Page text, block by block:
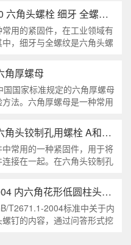
地了解和应用该种螺钉。什
开槽圆柱头螺钉？GB/T65-
GB/T5786-2000 六角头螺栓 细牙 全螺纹——工业重要性和特点
用的紧固件，在工业领域有
，细牙与全螺纹是六角头螺
2000标准下的六角头螺
深度分析和知识挖掘。什么
角厚螺母
国家标准规定的六角厚螺母
法。六角厚螺母是一种常用
和耐久性的紧固装配。六角
工艺六角厚螺母通常由低碳
GB/T27-1988 六角头铰制孔用螺栓 A和B级
常用的一种紧固件，用于将
接在一起。在六角头铰制孔
我们来分析一下这两种级别
1. A级和B级的定义和标准
B级是
GB/T2671.1-2004 内六角花形低圆柱头螺钉
T2671.1-2004标准中关于内
钉的内容，通过问答形式挖